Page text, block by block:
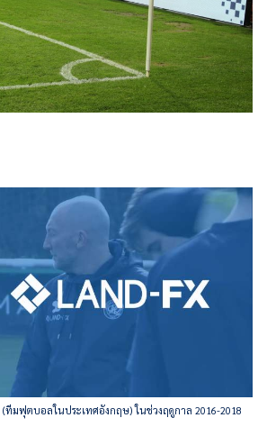
(ทีมฟุตบอลในประเทศอังกฤษ) ในช่วงฤดูกาล 2016-2018